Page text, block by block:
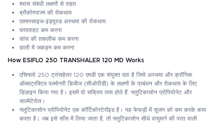
श्वास संबंधी लक्षणों से राहत
ब्रोंकोस्पाज्म की रोकथाम
एक्सरसाइज-इंड्यूस्ड अस्थमा की रोकथाम
घरघराहट कम करना
सांस की तकलीफ कम करना
छाती में जकड़न कम करना
How ESIFLO 250 TRANSHALER 120 MD Works
एसिफ्लो 250 ट्रांसहेलर 120 एमडी एक संयुक्त दवा है जिसे अस्थमा और क्रॉनिक
ऑब्सट्रक्टिव पल्मोनरी डिजीज (सीओपीडी) के लक्षणों के प्रबंधन और रोकथाम के लिए
डिज़ाइन किया गया है। इसमें दो सक्रिय तत्व होते हैं: फ्लुटिकासोन प्रोपियोनेट और
साल्मेटेरोल।
फ्लुटिकासोन प्रोपियोनेट एक कॉर्टिकोस्टेरॉइड है। यह फेफड़ों में सूजन को कम करके काम
करता है। जब इसे साँस में लिया जाता है, तो फ्लुटिकासोन सीधे वायुमार्ग की परत वाली